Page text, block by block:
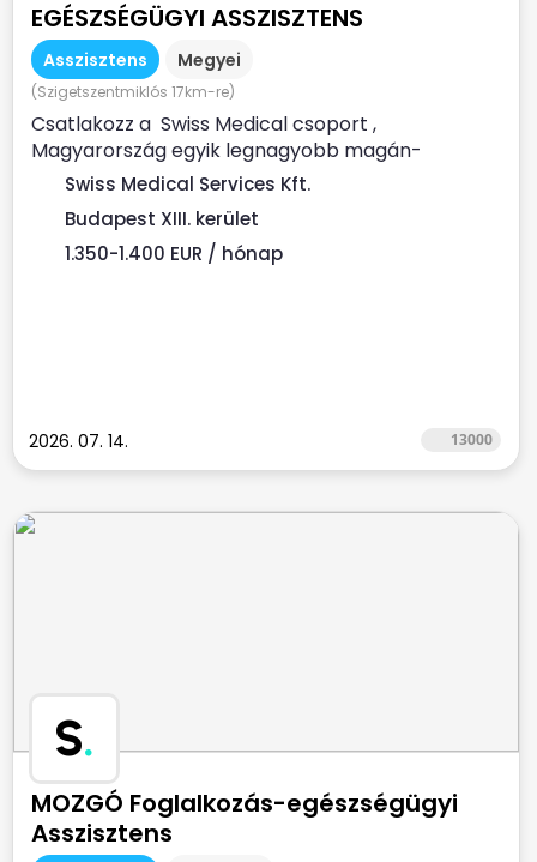
EGÉSZSÉGÜGYI ASSZISZTENS
Asszisztens Megyei
(Szigetszentmiklós 17km-re)
Csatlakozz a Swiss Medical csoport ,
Magyarország egyik legnagyobb magán-
egészségügyi szolgáltatója Prémium...
Swiss Medical Services Kft.
Budapest XIII. kerület
1.350-1.400 EUR / hónap
2026. 07. 14. 13000
S.
MOZGÓ Foglalkozás-egészségügyi
Asszisztens